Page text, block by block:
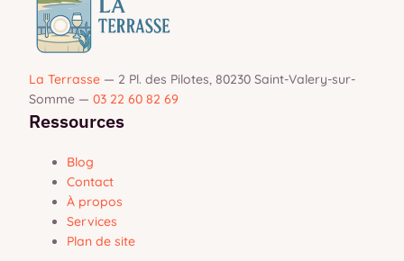
La Terrasse — 2 Pl. des Pilotes, 80230 Saint-Valery-sur-
Somme — 03 22 60 82 69
Ressources
Blog
Contact
À propos
Services
Plan de site